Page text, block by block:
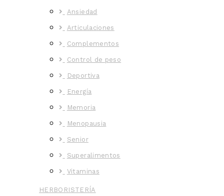
Ansiedad
Articulaciones
Complementos
Control de peso
Deportiva
Energía
Memoria
Menopausia
Senior
Superalimentos
Vitaminas
HERBORISTERÍA